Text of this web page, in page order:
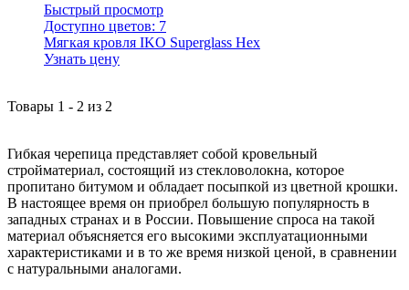
Быстрый просмотр
Доступно цветов: 7
Мягкая кровля IKO Superglass Hex
Узнать цену
Товары 1 - 2 из 2
Гибкая черепица представляет собой кровельный
стройматериал, состоящий из стекловолокна, которое
пропитано битумом и обладает посыпкой из цветной крошки.
В настоящее время он приобрел большую популярность в
западных странах и в России. Повышение спроса на такой
материал объясняется его высокими эксплуатационными
характеристиками и в то же время низкой ценой, в сравнении
с натуральными аналогами.